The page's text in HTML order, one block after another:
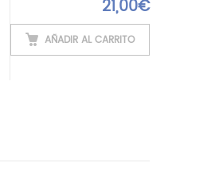
21,00€
AÑADIR AL CARRITO